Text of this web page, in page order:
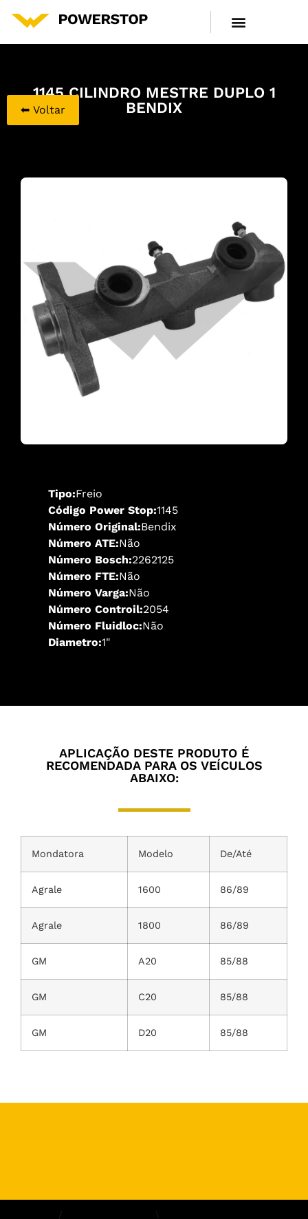
1145 CILINDRO MESTRE DUPLO 1
BENDIX
⬅ Voltar
Tipo:Freio
Código Power Stop:1145
Número Original:Bendix
Número ATE:Não
Número Bosch:2262125
Número FTE:Não
Número Varga:Não
Número Controil:2054
Número Fluidloc:Não
Diametro:1"
APLICAÇÃO DESTE PRODUTO É
RECOMENDADA PARA OS VEÍCULOS
ABAIXO:
Mondatora Modelo De/Até
Agrale 1600 86/89
Agrale 1800 86/89
GM A20 85/88
GM C20 85/88
GM D20 85/88